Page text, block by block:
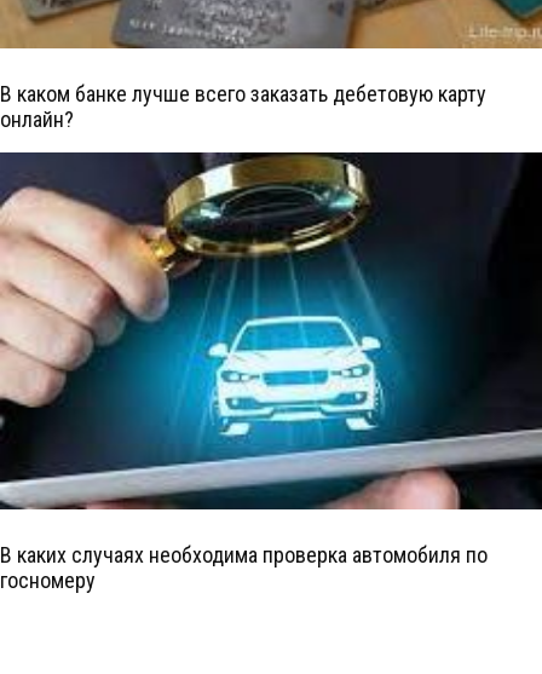
В каком банке лучше всего заказать дебетовую карту
онлайн?
В каких случаях необходима проверка автомобиля по
госномеру